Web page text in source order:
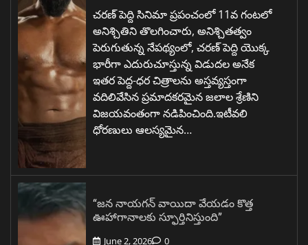
చరణ్ పెద్ది సినిమా ప్రపంచంలో 11వ గంటలో
అనిశ్చితిని తొలగించారు, అనిశ్చితత్వం
పెరుగుతున్న నేపథ్యంలో, చరణ్ పెద్ది యొక్క
భారీగా ఎదురుచూస్తున్న విడుదల అనేక
ఇతర పెద్ద-ధర చిత్రాలను అస్తవ్యస్తంగా
వదిలివేసిన ప్రమాదకరమైన జలాల శ్రేణిని
విజయవంతంగా నడిపించింది.ఇటీవలి
ధోరణులు ఆలస్యమైన…
“జన నాయగన్ వాయిదా వేయడం కొత్త
ఊహాగానాలకు స్ఫూర్తినిస్తుంది”
June 2, 2026 0